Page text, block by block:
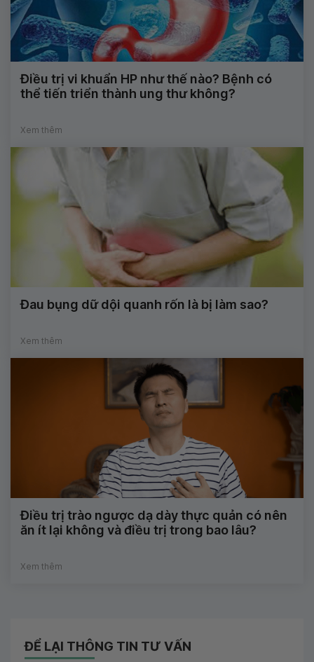
Điều trị vi khuẩn HP như thế nào? Bệnh có
thể tiến triển thành ung thư không?
Xem thêm
Đau bụng dữ dội quanh rốn là bị làm sao?
Xem thêm
Điều trị trào ngược dạ dày thực quản có nên
ăn ít lại không và điều trị trong bao lâu?
Xem thêm
ĐỂ LẠI THÔNG TIN TƯ VẤN